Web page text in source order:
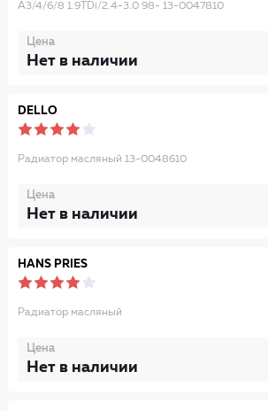
A3/4/6/8 1.9TDi/2.4-3.0 98- 13-0047810
Цена
Нет в наличии
DELLO
Радиатор масляный 13-0048610
Цена
Нет в наличии
HANS PRIES
Радиатор масляный
Цена
Нет в наличии